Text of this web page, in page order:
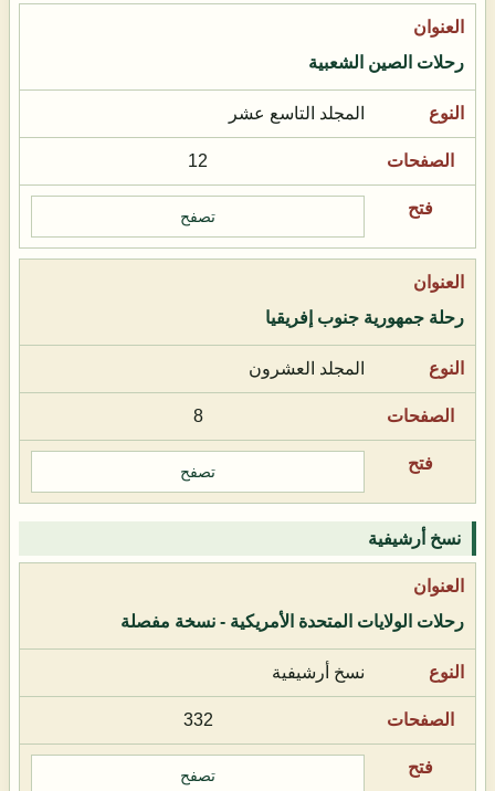
رحلات الصين الشعبية
المجلد التاسع عشر
12
تصفح
رحلة جمهورية جنوب إفريقيا
المجلد العشرون
8
تصفح
نسخ أرشيفية
رحلات الولايات المتحدة الأمريكية - نسخة مفصلة
نسخ أرشيفية
332
تصفح